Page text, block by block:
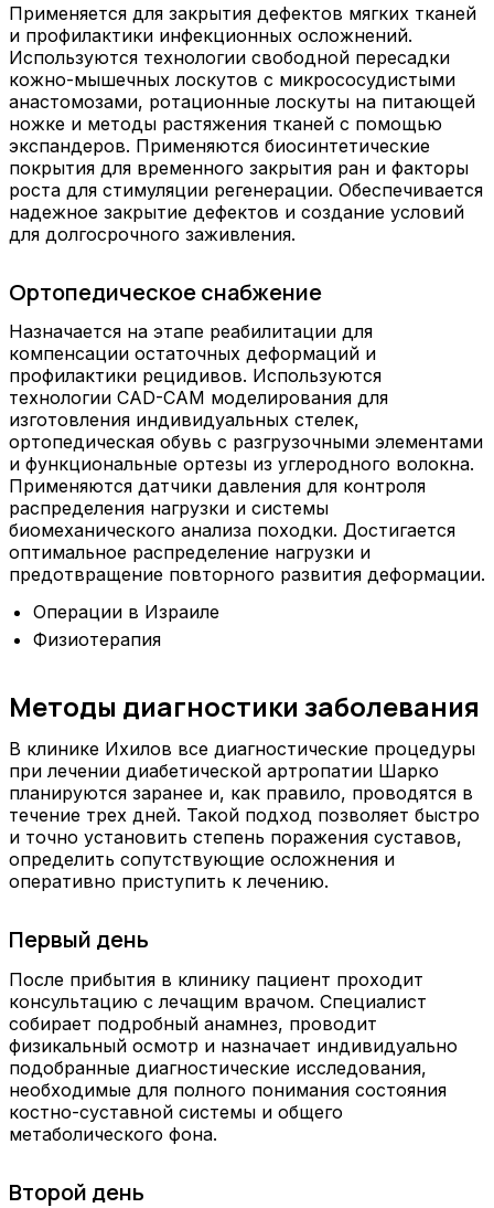
Применяется для закрытия дефектов мягких тканей
и профилактики инфекционных осложнений.
Используются технологии свободной пересадки
кожно-мышечных лоскутов с микрососудистыми
анастомозами, ротационные лоскуты на питающей
ножке и методы растяжения тканей с помощью
экспандеров. Применяются биосинтетические
покрытия для временного закрытия ран и факторы
роста для стимуляции регенерации. Обеспечивается
надежное закрытие дефектов и создание условий
для долгосрочного заживления.
Ортопедическое снабжение
Назначается на этапе реабилитации для
компенсации остаточных деформаций и
профилактики рецидивов. Используются
технологии CAD-CAM моделирования для
изготовления индивидуальных стелек,
ортопедическая обувь с разгрузочными элементами
и функциональные ортезы из углеродного волокна.
Применяются датчики давления для контроля
распределения нагрузки и системы
биомеханического анализа походки. Достигается
оптимальное распределение нагрузки и
предотвращение повторного развития деформации.
Операции в Израиле
Физиотерапия
Методы диагностики заболевания
В клинике Ихилов все диагностические процедуры
при лечении диабетической артропатии Шарко
планируются заранее и, как правило, проводятся в
течение трех дней. Такой подход позволяет быстро
и точно установить степень поражения суставов,
определить сопутствующие осложнения и
оперативно приступить к лечению.
Первый день
После прибытия в клинику пациент проходит
консультацию с лечащим врачом. Специалист
собирает подробный анамнез, проводит
физикальный осмотр и назначает индивидуально
подобранные диагностические исследования,
необходимые для полного понимания состояния
костно-суставной системы и общего
метаболического фона.
Второй день